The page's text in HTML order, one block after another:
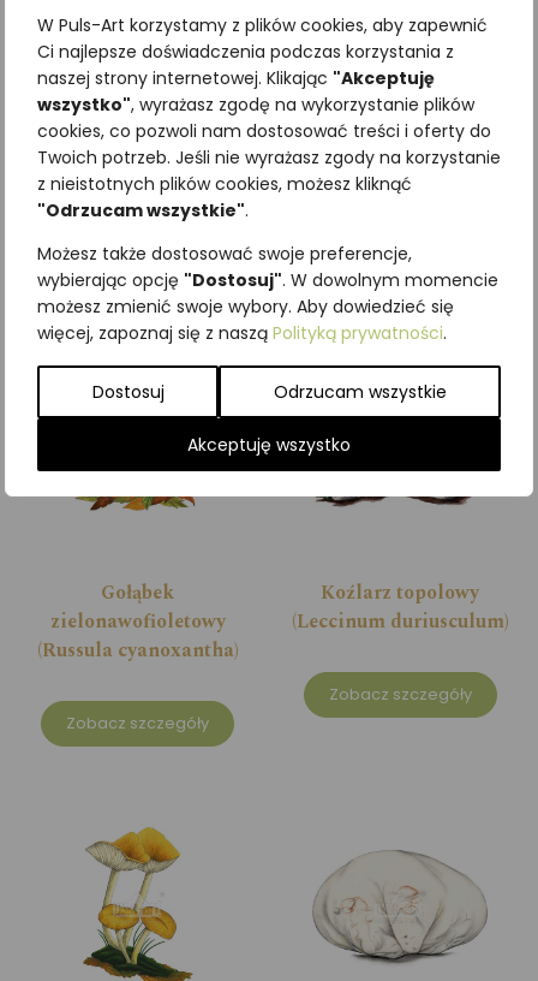
W Puls-Art korzystamy z plików cookies, aby zapewnić
Ci najlepsze doświadczenia podczas korzystania z
naszej strony internetowej. Klikając "Akceptuję
wszystko", wyrażasz zgodę na wykorzystanie plików
cookies, co pozwoli nam dostosować treści i oferty do
Twoich potrzeb. Jeśli nie wyrażasz zgody na korzystanie
z nieistotnych plików cookies, możesz kliknąć
"Odrzucam wszystkie".
Możesz także dostosować swoje preferencje,
wybierając opcję "Dostosuj". W dowolnym momencie
możesz zmienić swoje wybory. Aby dowiedzieć się
więcej, zapoznaj się z naszą Polityką prywatności.
Dostosuj Odrzucam wszystkie
Akceptuję wszystko
Najniższa cena z ostatnich 30
dni:65,00zł
SKU:Brak danych
Kategorie:
Podobne produkty
Gołąbek
zielonawofioletowy
(Russula cyanoxantha)
Zobacz szczegóły
Koźlarz topolowy
(Leccinum duriusculum)
Zobacz szczegóły